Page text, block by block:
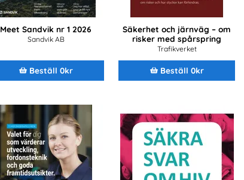
Meet Sandvik nr 1 2026
Sandvik AB
Beställ 0kr
Säkerhet och järnväg – om
risker med spårspring
Trafikverket
Beställ 0kr